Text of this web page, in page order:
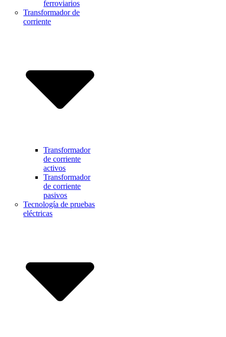
ferroviarios
Transformador de
corriente
Transformador
de corriente
activos
Transformador
de corriente
pasivos
Tecnología de pruebas
eléctricas